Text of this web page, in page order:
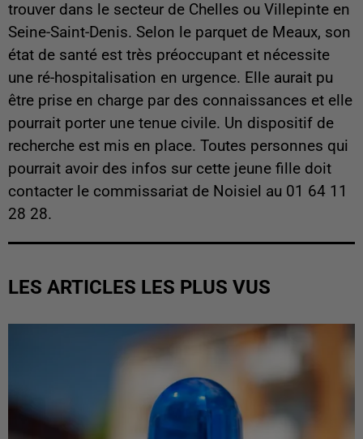
trouver dans le secteur de Chelles ou Villepinte en
Seine-Saint-Denis. Selon le parquet de Meaux, son
état de santé est très préoccupant et nécessite
une ré-hospitalisation en urgence. Elle aurait pu
être prise en charge par des connaissances et elle
pourrait porter une tenue civile. Un dispositif de
recherche est mis en place. Toutes personnes qui
pourrait avoir des infos sur cette jeune fille doit
contacter le commissariat de Noisiel au 01 64 11
28 28.
LES ARTICLES LES PLUS VUS